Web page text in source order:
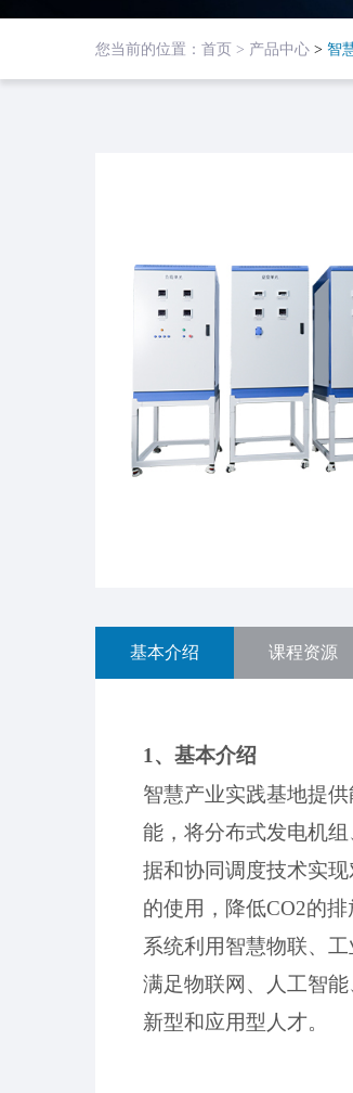
您当前的位置： 首页 > 产品中心 > 智
基本介绍 课程资源
1、基本介绍
智慧产业实践基地提供
能 ， 将分布式发电机
据和协同调度技术实
的使用，降低CO2的排
系统利用智慧物联、
满足物联网、人工智能
新型和应用型人才。